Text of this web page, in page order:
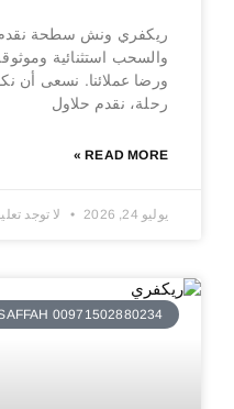
ريكفري ونش سطحة
والسحب استثنائية
ورضا عملائنا. نسعى أن
رحلة، نقدم حلاول
READ MORE »
يوليو 24, 2026 لا توجد
00971502880234